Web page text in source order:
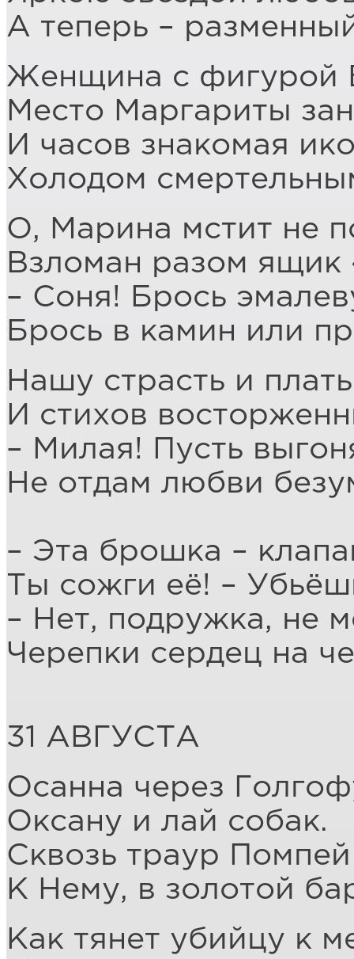
А теперь –
Женщина с фигурой
Место Маргариты
И часов знакомая
Холодом
О, Марина мстит не
Взломан разом ящик
– Соня! Брось
Брось в камин или
Нашу страсть и
И стихов
– Милая! Пусть
Не отдам любви
– Эта брошка –
Ты сожги её! –
– Нет, подружка, не
Черепки сердец на
31 АВГУСТА
Осанна через
Оксану и лай собак.
Сквозь траур
К Нему, в золотой
Как тянет убийцу к